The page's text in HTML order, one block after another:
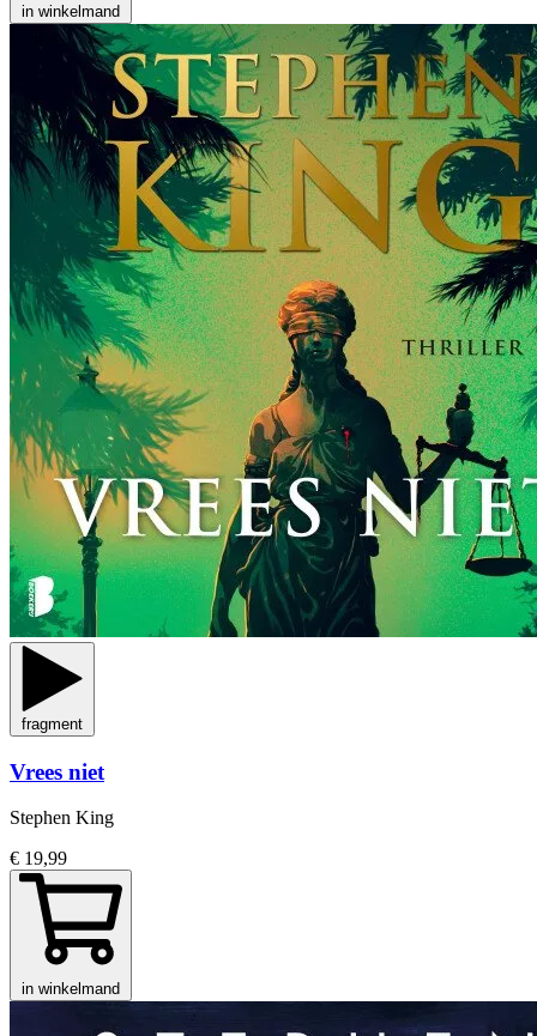
in winkelmand
fragment
Vrees niet
Stephen King
€ 19,99
in winkelmand